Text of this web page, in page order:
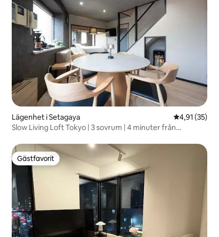
Lägenhet i Setagaya 4,91 av 5 i
4,91 (35)
Slow Living Loft Tokyo | 3 sovrum | 4 minuter från
Gästfavorit
Gästfavorit